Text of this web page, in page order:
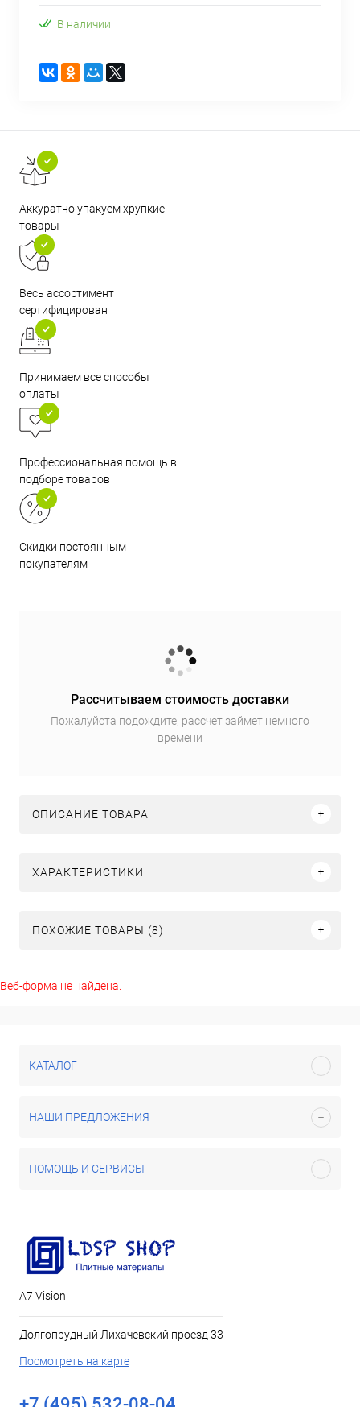
В наличии
Аккуратно упакуем хрупкие
товары
Весь ассортимент
сертифицирован
Принимаем все способы
оплаты
Профессиональная помощь в
подборе товаров
Скидки постоянным
покупателям
Рассчитываем стоимость доставки
Пожалуйста подождите, рассчет займет немного
времени
ОПИСАНИЕ ТОВАРА
ХАРАКТЕРИСТИКИ
ПОХОЖИЕ ТОВАРЫ (8)
Веб-форма не найдена.
КАТАЛОГ
НАШИ ПРЕДЛОЖЕНИЯ
ПОМОЩЬ И СЕРВИСЫ
А7 Vision
Долгопрудный Лихачевский проезд 33
Посмотреть на карте